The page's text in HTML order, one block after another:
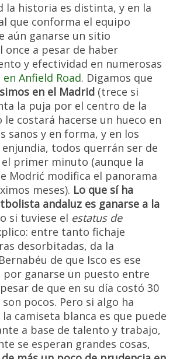
la historia es distinta, y en la
que conforma el equipo
aún ganarse un sitio
once a pesar de haber
y efectividad en numerosas
Anfield Road. Digamos que
en el Madrid (trece si
la puja por el centro de la
le costará hacerse un hueco en
sanos y en forma, y en los
todos querrán ser de
primer minuto (aunque la
Modrić modifica el panorama
meses). Lo que sí ha
andaluz es ganarse a la
si tuviese el estatus de
entre tanto fichaje
desorbitadas, da la
de que Isco es ese
por ganarse un puesto entre
de que en su día costó 30
pocos. Pero si algo ha
camiseta blanca es que puede
a base de talento y trabajo,
se esperan grandes cosas,